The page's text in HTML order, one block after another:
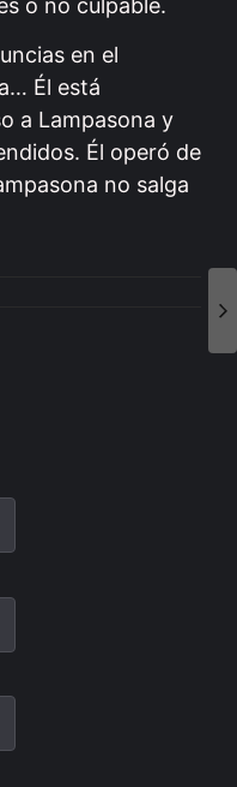
en el
Él está
a Lampasona y
Él operó de
no salga